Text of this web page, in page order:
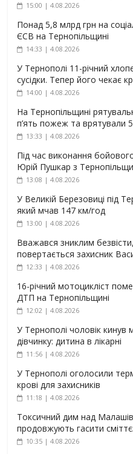
15:00 | 4.08.2026
Понад 5,8 млрд грн на
ЄСВ на Тернопільщині
14:33 | 4.08.2026
У Тернополі 11-річний
сусідки. Тепер його чекає
14:00 | 4.08.2026
На Тернопільщині
п’ять пожеж та врятували
13:33 | 4.08.2026
Під час виконання
Юрій Пушкар з
13:08 | 4.08.2026
У Великій Березовиці під
який мчав 147 км/год
13:00 | 4.08.2026
Вважався зниклим
повертається захисник
12:33 | 4.08.2026
16-річний мотоцикліст
ДТП на Тернопільщині
12:02 | 4.08.2026
У Тернополі чоловік кинув
дівчинку: дитина в лікарні
11:56 | 4.08.2026
У Тернополі оголосили
крові для захисників
11:18 | 4.08.2026
Токсичний дим над
продовжують гасити
10:35 | 4.08.2026